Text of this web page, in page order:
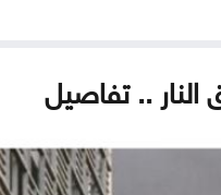
.. تفاصيل